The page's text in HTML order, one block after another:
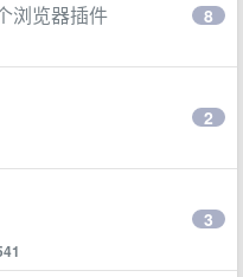
浏览器插件 8
2
3